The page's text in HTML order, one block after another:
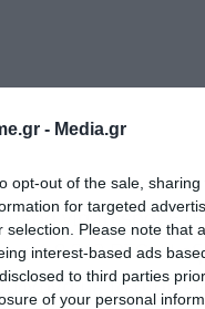
- Media.gr
opt-out of the sale,
for targeted
selection. Please note that
interest-based ads
to third parties
of your personal
για τα spot
9.260 BTC. Η
με τα